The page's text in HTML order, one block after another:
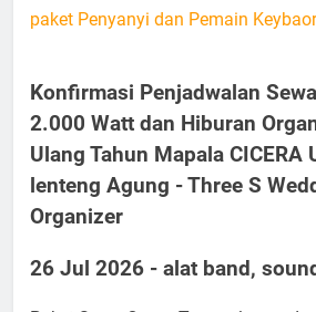
paket Penyanyi dan Pemain
Konfirmasi Penjadwalan
2.000 Watt dan Hiburan
Ulang Tahun Mapala CICERA
lenteng Agung - Three S
Organizer
26 Jul 2026 - alat band,